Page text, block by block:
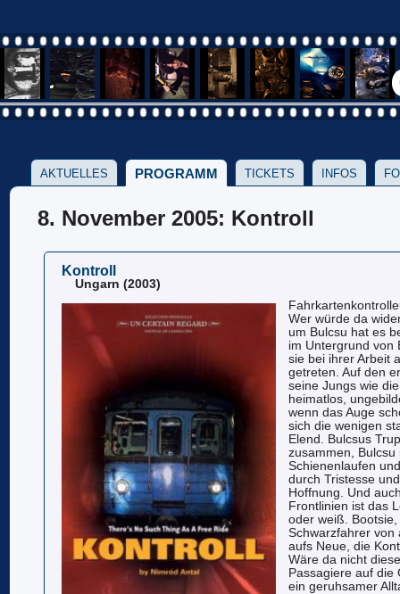
AKTUELLES PROGRAMM TICKETS INFOS
8. November 2005: Kontroll
Kontroll
Ungarn (2003)
Wer würde da
um Bulcsu hat es
im Untergrund von
sie bei ihrer Arbeit
getreten. Auf den
seine Jungs wie
heimatlos,
wenn das Auge
sich die wenigen
Elend. Bulcsus
zusammen, Bulcsu
Schienenlaufen
durch Tristesse
Hoffnung. Und
Frontlinien ist das
oder weiß.
Schwarzfahrer von
aufs Neue, die
Wäre da nicht
Passagiere auf die
ein geruhsamer